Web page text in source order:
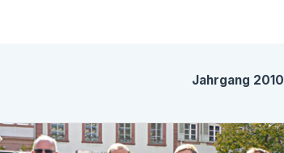
Jahrgang 2010